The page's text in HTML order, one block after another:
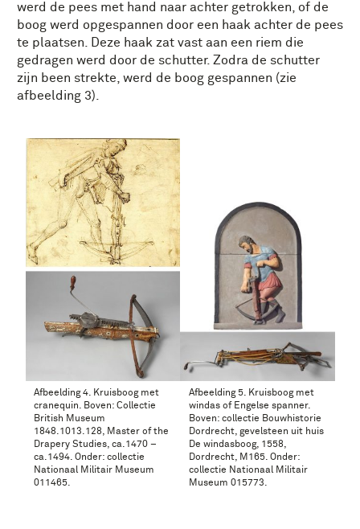
werd de pees met hand naar achter getrokken, of de
boog werd opgespannen door een haak achter de pees
te plaatsen. Deze haak zat vast aan een riem die
gedragen werd door de schutter. Zodra de schutter
zijn been strekte, werd de boog gespannen (zie
afbeelding 3).
Afbeelding 4. Kruisboog met
cranequin. Boven: Collectie
British Museum
1848.1013.128, Master of the
Drapery Studies, ca.1470 –
ca.1494. Onder: collectie
Nationaal Militair Museum
011465.
Afbeelding 5. Kruisboog met
windas of Engelse spanner.
Boven: collectie Bouwhistorie
Dordrecht, gevelsteen uit huis
De windasboog, 1558,
Dordrecht, M165. Onder:
collectie Nationaal Militair
Museum 015773.